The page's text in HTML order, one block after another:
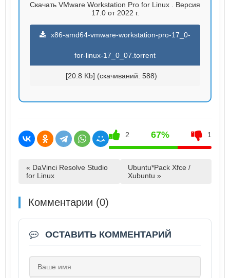
Скачать VMware Workstation Pro for Linux . Версия
17.0 от 2022 г.
x86-amd64-vmware-workstation-pro-17_0-
for-linux-17_0_07.torrent
[20.8 Kb] (cкачиваний: 588)
2 67% 1
« DaVinci Resolve Studio
for Linux
Ubuntu*Pack Xfce /
Xubuntu »
Комментарии (0)
ОСТАВИТЬ КОММЕНТАРИЙ